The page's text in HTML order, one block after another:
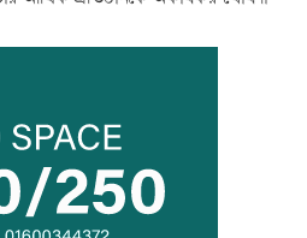
ভাগ্য নিয়ে ছিনিমিনি খেলতে দেয়া
না: প্রধানমন্ত্রী